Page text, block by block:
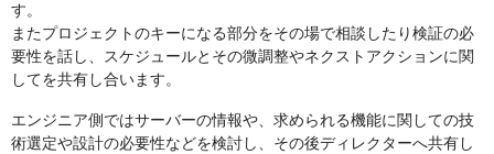
す。
またプロジェクトのキーになる部分をその場で相談したり検証の必
要性を話し、スケジュールとその微調整やネクストアクションに関
してを共有し合います。
エンジニア側ではサーバーの情報や、求められる機能に関しての技
術選定や設計の必要性などを検討し、その後ディレクターへ共有し